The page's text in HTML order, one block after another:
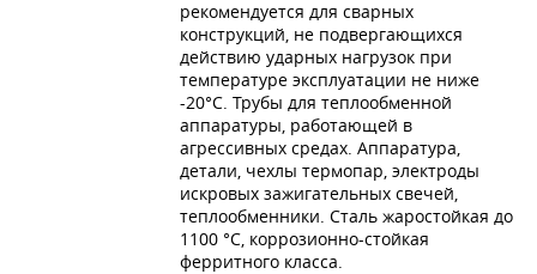
рекомендуется для сварных
конструкций, не подвергающихся
действию ударных нагрузок при
температуре эксплуатации не ниже
-20°С. Трубы для теплообменной
аппаратуры, работающей в
агрессивных средах. Аппаратура,
детали, чехлы термопар, электроды
искровых зажигательных свечей,
теплообменники. Сталь жаростойкая до
1100 °C, коррозионно-стойкая
ферритного класса.